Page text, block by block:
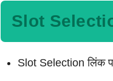
Slot
Slot Selection लिंक